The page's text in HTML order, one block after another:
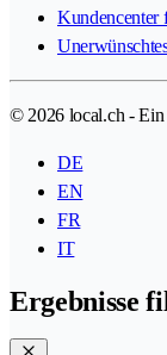
Kundencenter
© 2026 local.ch - Ein
DE
EN
FR
IT
Ergebnisse